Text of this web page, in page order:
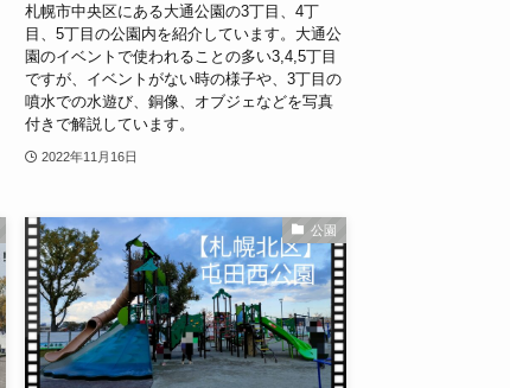
札幌市中央区にある大通公園の3丁目、4丁
目、5丁目の公園内を紹介しています。大通公
園のイベントで使われることの多い3,4,5丁目
ですが、イベントがない時の様子や、3丁目の
噴水での水遊び、銅像、オブジェなどを写真
付きで解説しています。
2022年11月16日
公園